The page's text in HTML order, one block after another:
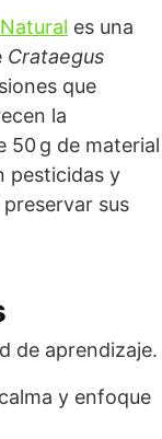
es una
Crataegus
que
la
50 g de material
pesticidas y
sus
de aprendizaje.
y enfoque